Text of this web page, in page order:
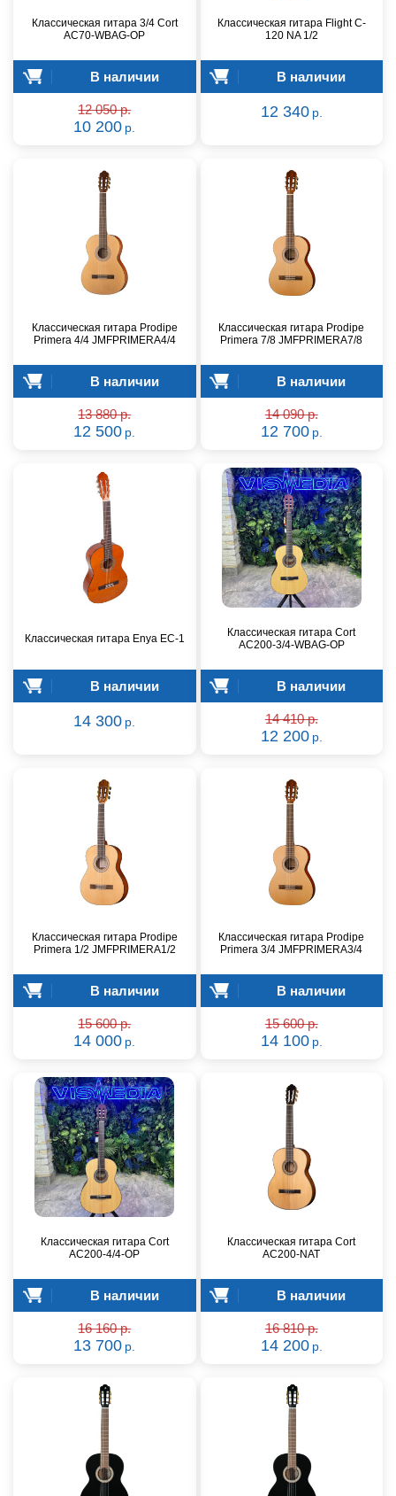
Классическая гитара 3/4 Cort
AC70-WBAG-OP
В наличии
12 050 р.
10 200 р.
Классическая гитара Flight C-
120 NA 1/2
В наличии
12 340 р.
Классическая гитара Prodipe
Primera 4/4 JMFPRIMERA4/4
В наличии
13 880 р.
12 500 р.
Классическая гитара Prodipe
Primera 7/8 JMFPRIMERA7/8
В наличии
14 090 р.
12 700 р.
Классическая гитара Enya EC-1
В наличии
14 300 р.
Классическая гитара Cort
AC200-3/4-WBAG-OP
В наличии
14 410 р.
12 200 р.
Классическая гитара Prodipe
Primera 1/2 JMFPRIMERA1/2
В наличии
15 600 р.
14 000 р.
Классическая гитара Prodipe
Primera 3/4 JMFPRIMERA3/4
В наличии
15 600 р.
14 100 р.
Классическая гитара Cort
AC200-4/4-OP
В наличии
16 160 р.
13 700 р.
Классическая гитара Cort
AC200-NAT
В наличии
16 810 р.
14 200 р.